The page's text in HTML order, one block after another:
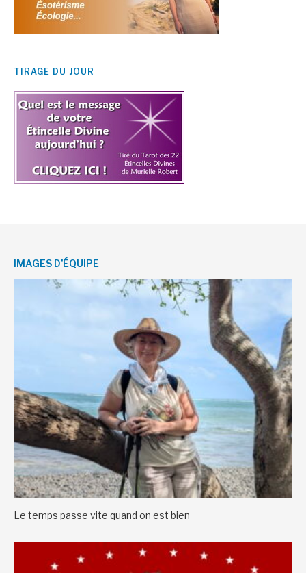
TIRAGE DU JOUR
IMAGES D’ÉQUIPE
Le temps passe vite quand on est bien